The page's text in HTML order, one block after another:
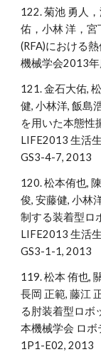
122. 菊池 勇人
佑，小林 洋，宮
(RFA)における
機械学会2013
121. 金石大佑,
健, 小林洋, 飯島
を用いた本態性
LIFE2013 生活
GS3-4-7, 2013
120. 松本侑也,
俊, 安藤健, 小林
制する装着型ロ
LIFE2013 生活
GS3-1-1, 2013
119. 松本 侑也,
長岡 正範, 藤江
る肘装着型ロボ
本機械学会 ロ
1P1-E02, 2013